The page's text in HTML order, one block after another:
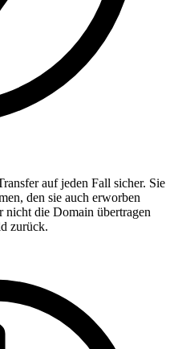
auf jeden Fall sicher. Sie
den sie auch erworben
nicht die Domain übertragen
zurück.